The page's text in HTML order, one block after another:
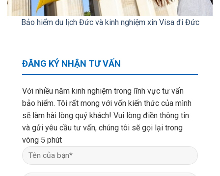
Bảo hiểm du lịch Đức và kinh nghiệm xin Visa đi Đức
ĐĂNG KÝ NHẬN TƯ VẤN
Với nhiều năm kinh nghiệm trong lĩnh vực tư vấn
bảo hiểm. Tôi rất mong với vốn kiến thức của mình
sẽ làm hài lòng quý khách! Vui lòng điền thông tin
và gửi yêu cầu tư vấn, chúng tôi sẽ gọi lại trong
vòng 5 phút